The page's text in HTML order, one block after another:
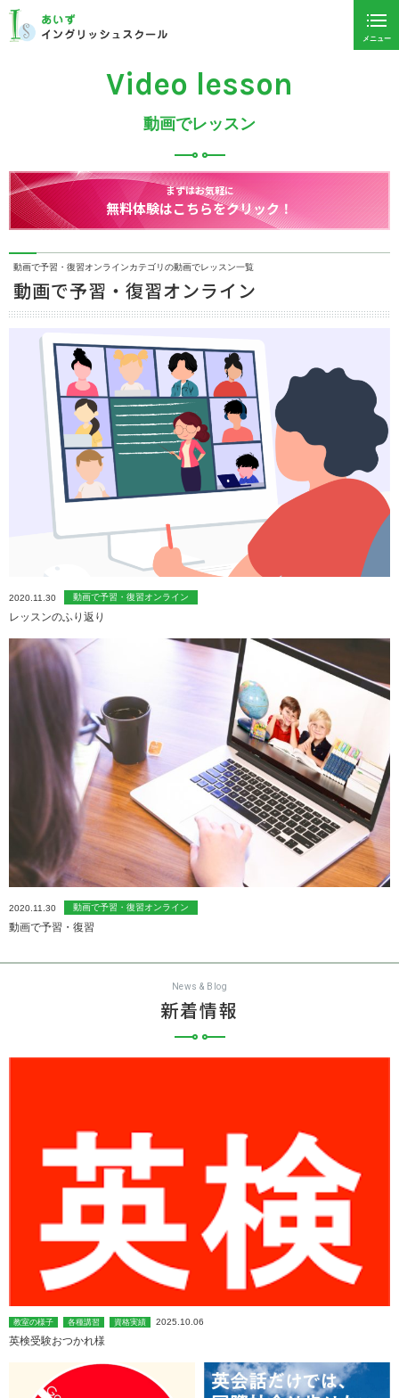
メニュー
Video lesson
動画でレッスン
まずはお気軽に
無料体験はこちらをクリック！
動画で予習・復習オンラインカテゴリの動画でレッスン一覧
動画で予習・復習オンライン
2020.11.30 動画で予習・復習オンライン
レッスンのふり返り
2020.11.30 動画で予習・復習オンライン
動画で予習・復習
News & Blog
新着情報
教室の様子 各種講習 資格実績 2025.10.06
英検受験おつかれ様